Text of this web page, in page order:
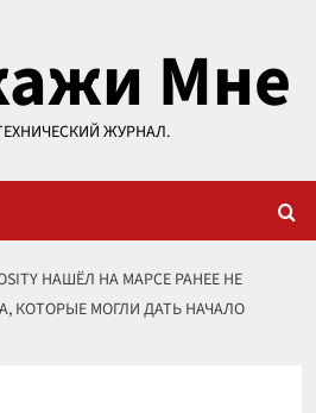
Мне
ЖУРНАЛ.
НАШЁЛ НА МАРСЕ РАНЕЕ НЕ
КОТОРЫЕ МОГЛИ ДАТЬ НАЧАЛО